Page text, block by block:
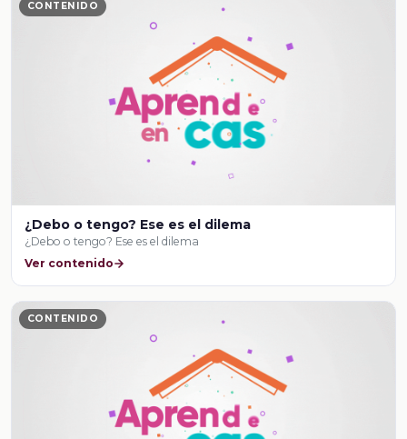
CONTENIDO
¿Debo o tengo? Ese es el dilema
¿Debo o tengo? Ese es el dilema
Ver contenido
CONTENIDO